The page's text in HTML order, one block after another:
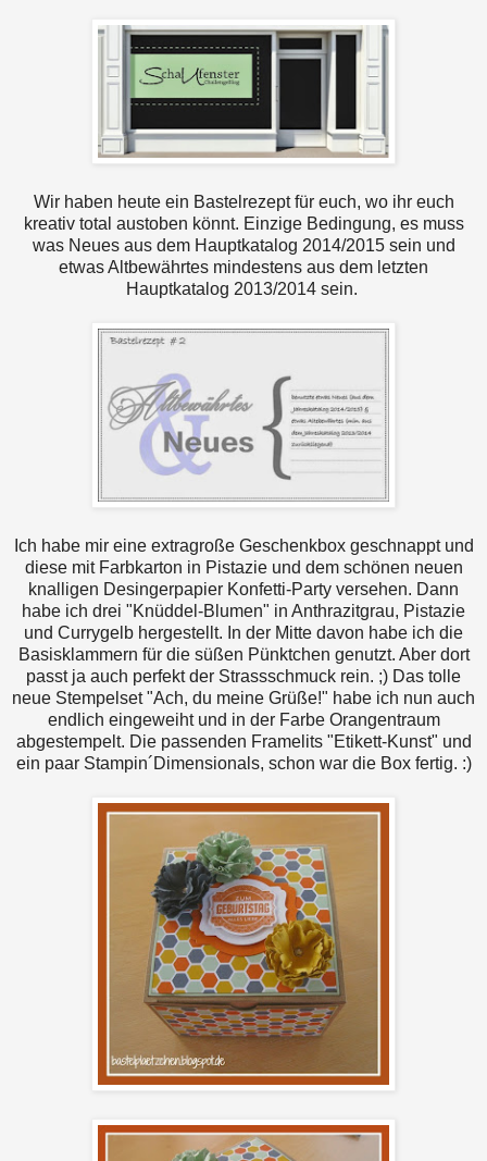
Wir haben heute ein Bastelrezept für euch, wo ihr euch
kreativ total austoben könnt. Einzige Bedingung, es muss
was Neues aus dem Hauptkatalog 2014/2015 sein und
etwas Altbewährtes mindestens aus dem letzten
Hauptkatalog 2013/2014 sein.
Ich habe mir eine extragroße Geschenkbox geschnappt und
diese mit Farbkarton in Pistazie und dem schönen neuen
knalligen Desingerpapier Konfetti-Party versehen. Dann
habe ich drei "Knüddel-Blumen" in Anthrazitgrau, Pistazie
und Currygelb hergestellt. In der Mitte davon habe ich die
Basisklammern für die süßen Pünktchen genutzt. Aber dort
passt ja auch perfekt der Strassschmuck rein. ;) Das tolle
neue Stempelset "Ach, du meine Grüße!" habe ich nun auch
endlich eingeweiht und in der Farbe Orangentraum
abgestempelt. Die passenden Framelits "Etikett-Kunst" und
ein paar Stampin´Dimensionals, schon war die Box fertig. :)